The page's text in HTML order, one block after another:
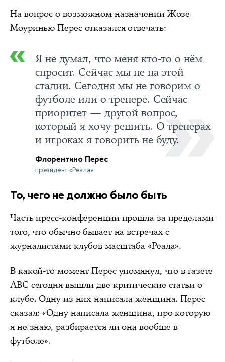
На вопрос о возможном назначении Жозе
Моуринью Перес отказался отвечать:
Я не думал, что меня кто-то о нём
спросит. Сейчас мы не на этой
стадии. Сегодня мы не говорим о
футболе или о тренере. Сейчас
приоритет — другой вопрос,
который я хочу решить. О тренерах
и игроках я говорить не буду.
Флорентино Перес
президент «Реала»
То, чего не должно было быть
Часть пресс-конференции прошла за пределами
того, что обычно бывает на встречах с
журналистами клубов масштаба «Реала».
В какой-то момент Перес упомянул, что в газете
ABC сегодня вышли две критические статьи о
клубе. Одну из них написала женщина. Перес
сказал: «Одну написала женщина, про которую
я не знаю, разбирается ли она вообще в
футболе».